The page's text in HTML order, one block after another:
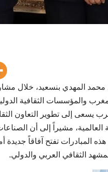
محمد المهدي بنسعيد، خلال
والمؤسسات الثقافية
يسعى إلى تطوير التعاون
مشيراً إلى أن
هذه المبادرات تفتح آفاقاً
الثقافي العربي والدولي.